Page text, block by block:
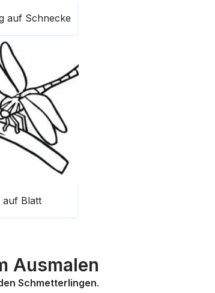
auf Schnecke
auf Blatt
Ausmalen
Schmetterlingen.